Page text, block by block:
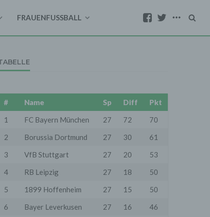
FRAUENFUSSBALL
# Name Sp Diff
Pkt
1
FC Bayern München 27 72
70
2
Borussia Dortmund 27 30
61
3
VfB Stuttgart 27 20
53
4
RB Leipzig 27 18
50
5
1899 Hoffenheim 27 15
50
6
Bayer Leverkusen 27 16 46